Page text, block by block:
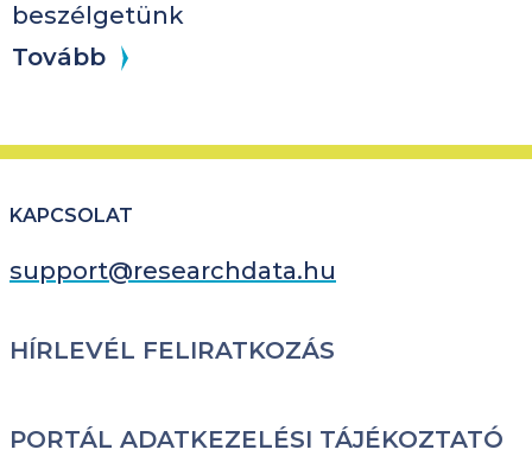
beszélgetünk
Tovább
KAPCSOLAT
support@researchdata.hu
LÁBLÉC
HÍRLEVÉL FELIRATKOZÁS
PORTÁL ADATKEZELÉSI TÁJÉKOZTATÓ